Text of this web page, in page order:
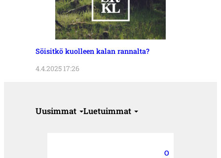
Söisitkö kuolleen kalan rannalta?
4.4.2025 17:26
Uusimmat Luetuimmat
O